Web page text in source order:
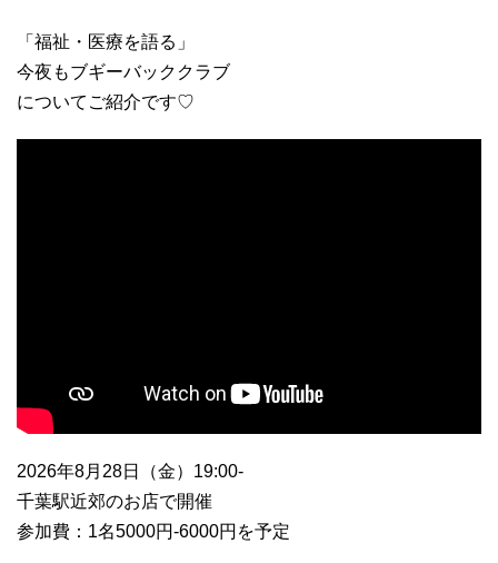
「福祉・医療を語る」
今夜もブギーバッククラブ
についてご紹介です♡
2026年8月28日（金）19:00-
千葉駅近郊のお店で開催
参加費：1名5000円-6000円を予定